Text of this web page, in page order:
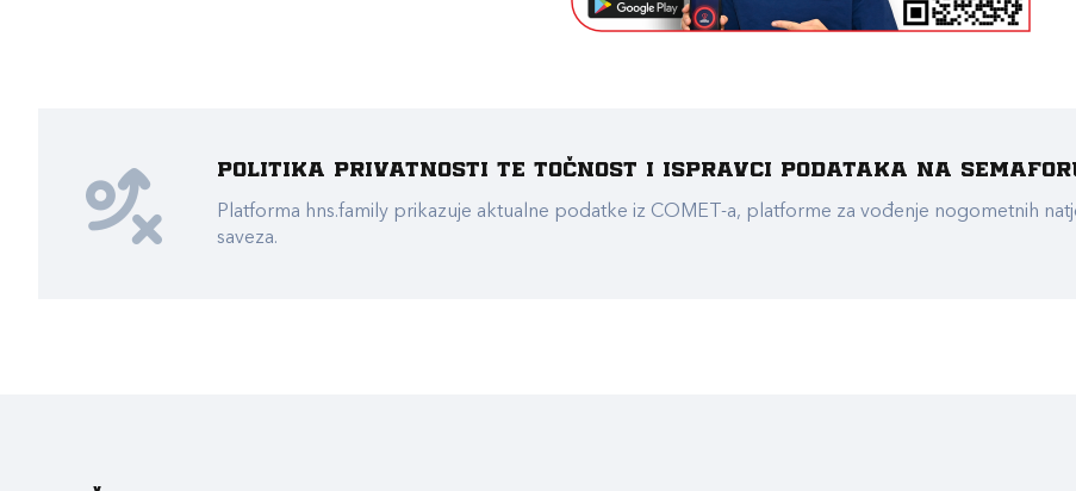
Politika privatnosti te točnost i ispravci podataka na
Platforma hns.family prikazuje aktualne podatke iz COMET-a, platforme za vođenje nogometnih
saveza.